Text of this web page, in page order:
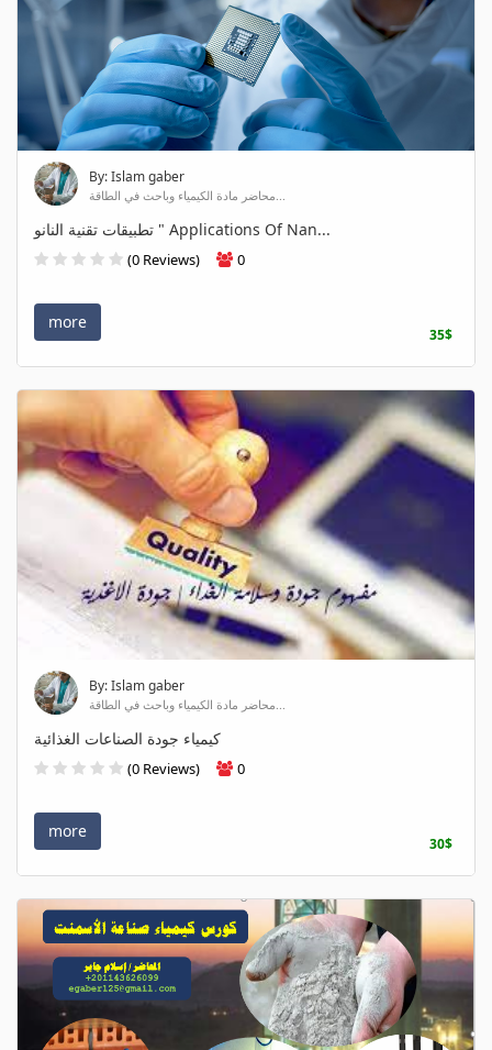
By: Islam gaber
محاضر مادة الكيمياء وباحث في الطاقة...
تطبيقات تقنية النانو " Applications Of Nan...
(0 Reviews) 0
more
35$
By: Islam gaber
محاضر مادة الكيمياء وباحث في الطاقة...
كيمياء جودة الصناعات الغذائية
(0 Reviews) 0
more
30$